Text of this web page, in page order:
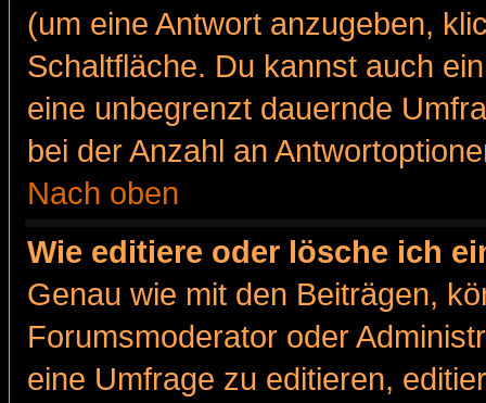
(um eine Antwort anzugeben,
Schaltfläche. Du kannst auch
eine unbegrenzt dauernde
bei der Anzahl an
Nach oben
Wie editiere oder lösche ich
Genau wie mit den Beiträgen,
Forumsmoderator oder
eine Umfrage zu editieren,